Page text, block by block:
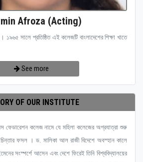
Afroza (Acting)
সালে প্রতিষ্ঠিত এই কলেজটি বাংলাদেশের শিক্ষা খাতে
See more
OF OUR INSTITUTE
ফেডারেশন কলেজ নামে যে মহিলা কলেজের অগ্রযাত্রা শুরু
ফসল । ড. মালিকা আল রাজী বিদেশে অবস্হান কালে
সংস্পর্শে আসেন এবং দেশে ফিরেই তিনি বিশ্ববিদ্যালয়ের